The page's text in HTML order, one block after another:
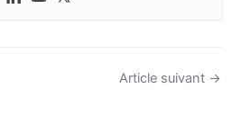
Article suivant →